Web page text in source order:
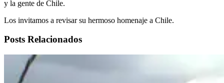
y la gente de Chile.
Los invitamos a revisar su hermoso homenaje a Chile.
Posts Relacionados